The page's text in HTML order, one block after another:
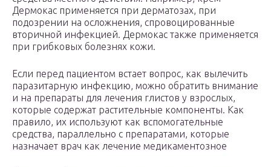
Дермокас применяется при дерматозах, при
подозрении на осложнения, спровоцированные
вторичной инфекцией. Дермокас также применяется
при грибковых болезнях кожи.
Если перед пациентом встает вопрос, как вылечить
паразитарную инфекцию, можно обратить внимание
и на препараты для лечения глистов у взрослых,
которые содержат растительные компоненты. Как
правило, их используют как вспомогательные
средства, параллельно с препаратами, которые
назначает врач как лечение медикаментозное